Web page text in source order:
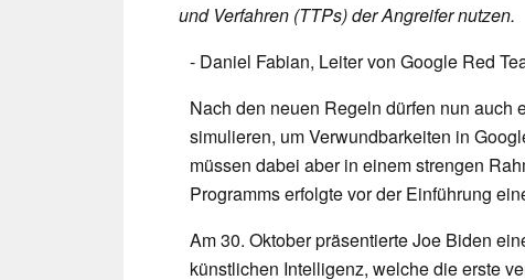
und Verfahren (TTPs) der Angreifer nutzen.
- Daniel Fabian, Leiter von Google Red
Nach den neuen Regeln dürfen nun
simulieren, um Verwundbarkeiten in
müssen dabei aber in einem strengen
Programms erfolgte vor der Einführung
Am 30. Oktober präsentierte Joe Biden
künstlichen Intelligenz, welche die erste